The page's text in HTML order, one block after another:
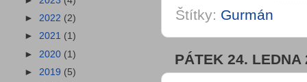
Štítky: Gurmán
PÁTEK 24. LEDNA
► 2022 (2)
► 2021 (1)
► 2020 (1)
► 2019 (5)